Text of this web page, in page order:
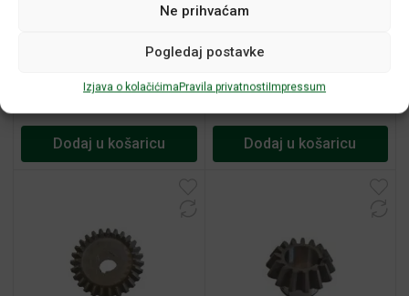
Ne prihvaćam
Pogledaj postavke
Izjava o kolačićimaPravila privatnostiImpressum
Dodaj u košaricu
1.327.613 / 1327613
Dodaj u košaricu